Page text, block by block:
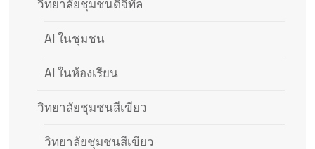
วิทยาลัยชุมชนดิจิทัล
AI ในชุมชน
AI ในห้องเรียน
วิทยาลัยชุมชนสีเขียว
วิทยาลัยชุมชนสีเขียว